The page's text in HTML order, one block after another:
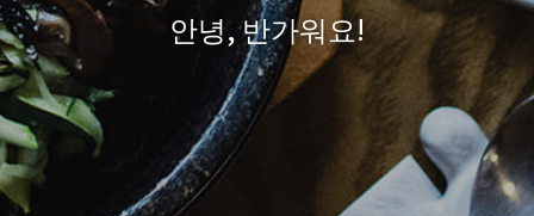
体)
文 (台灣)
안녕, 반가워요!